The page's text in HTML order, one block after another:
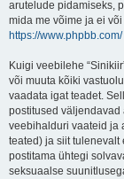
arutelude pidamiseks,
mida me võime ja ei
https://www.phpbb.com/
Kuigi veebilehe
või muuta kõiki
vaadata igat teadet.
postitused väljendavad
veebihalduri vaateid ja
teated) ja siit tulenevalt
postitama ühtegi
seksuaalse